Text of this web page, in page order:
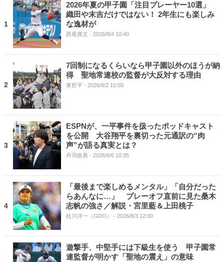
1
2026年夏の甲子園「注目プレーヤー10選」
織田や末吉だけではない！ 2年生にも楽しみ
な逸材が
西尾典文 - 2026/8/4 10:40
2
7回制になるくらいなら甲子園以外のほうが納
得 聖地常連校の監督が大反対する理由
東哲平 - 2026/8/2 10:50
3
ESPNが、一平事件を扱ったポッドキャスト
を公開 大谷翔平を裏切った元通訳の“肉
声”が語る真実とは？
丹羽政善 - 2026/8/6 10:35
4
「最後まで楽しめるメンタル」「自分だった
らあんなに…」 プレーオフ直前に見た桑木
志帆の強さ／解説・宮里藍＆上田桃子
桂川洋一（GDO） - 2026/8/3 12:00
遊撃手、中堅手には下級生を使う 甲子園常
連監督が明かす「聖地の震え」の意味